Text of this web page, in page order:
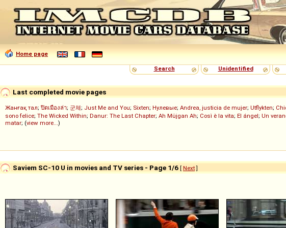
Home page
Search
Unidentified
Last completed movie pages
Жанғақ тал; ปิดเมืองล่า; 군체; Just Me and You; Sixten; Нулевые; Andrea, justicia de mujer; Utflykten;
sono felice; The Wicked Within; Danur: The Last Chapter; Ah Müjgan Ah; Così è la vita; El ángel; Un
matar; (view more...)
Saviem SC-10 U in movies and TV series - Page 1/6 [ Next]